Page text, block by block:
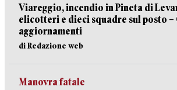
Viareggio, incendio in Pineta di
elicotteri e dieci squadre sul posto –
aggiornamenti
di Redazione web
Manovra fatale